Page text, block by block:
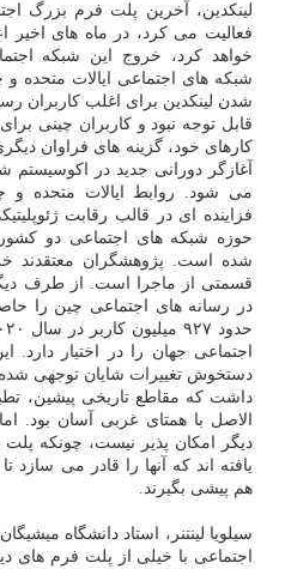
لینکدین، آخرین پلت فرم بزرگ
فعالیت می کرد، در ماه های اخیر
خواهد کرد، خروج این شبکه
شبکه های اجتماعی ایالات متحده
شدن لینکدین برای اغلب کاربران
قابل توجه نبود و کاربران چینی
کارهای خود، گزینه های فراوان
آغازگر دورانی جدید در
می شود. روابط ایالات متحده و
فزاینده ای در قالب رقابت
حوزه شبکه های اجتماعی دو
شده است. پژوهشگران معتقدند
قسمتی از ماجرا است. از طرف
در رسانه های اجتماعی چین را
اجتماعی جهان را در اختیار
دستخوش تغییرات شایان توجهی
داشت که مقاطع تاریخی پیشین،
الاصل با همتای غربی آسان بود.
دیگر امکان پذیر نیست، چونکه
یافته اند که آنها را قادر می سازد
هم پیشی بگیرند.
سیلویا لینتنر، استاد دانشگاه
اجتماعی با خیلی از پلت فرم های